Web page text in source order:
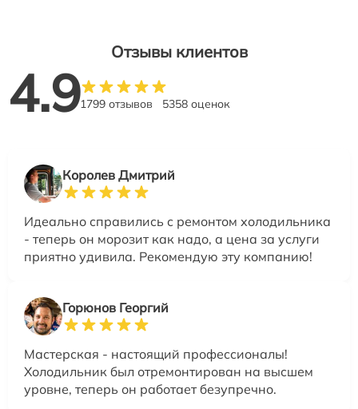
Отзывы клиентов
4.91799 отзывов 5358 оценок
Королев Дмитрий
Идеально справились с ремонтом холодильника
- теперь он морозит как надо, а цена за услуги
приятно удивила. Рекомендую эту компанию!
Горюнов Георгий
Мастерская - настоящий профессионалы!
Холодильник был отремонтирован на высшем
уровне, теперь он работает безупречно.